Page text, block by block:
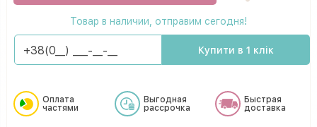
Товар в наличии, отправим сегодня!
Купити в 1 клік
Оплата
частями
Выгодная
рассрочка
Быстрая
доставка